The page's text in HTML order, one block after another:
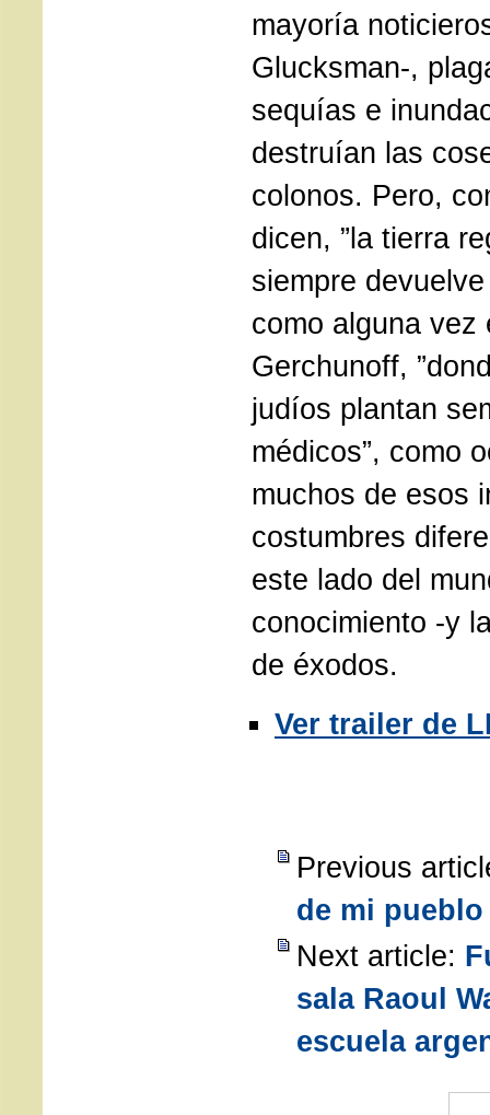
mayoría
Glucksman-,
sequías e
destruían las
colonos. Pero,
dicen, ”la tierra
siempre
como alguna vez
Gerchunoff,
judíos plantan
médicos”, como
muchos de esos
costumbres
este lado del
conocimiento -y
de éxodos.
Ver trailer de
Previous
de mi pueblo
Next article:
sala Raoul
escuela